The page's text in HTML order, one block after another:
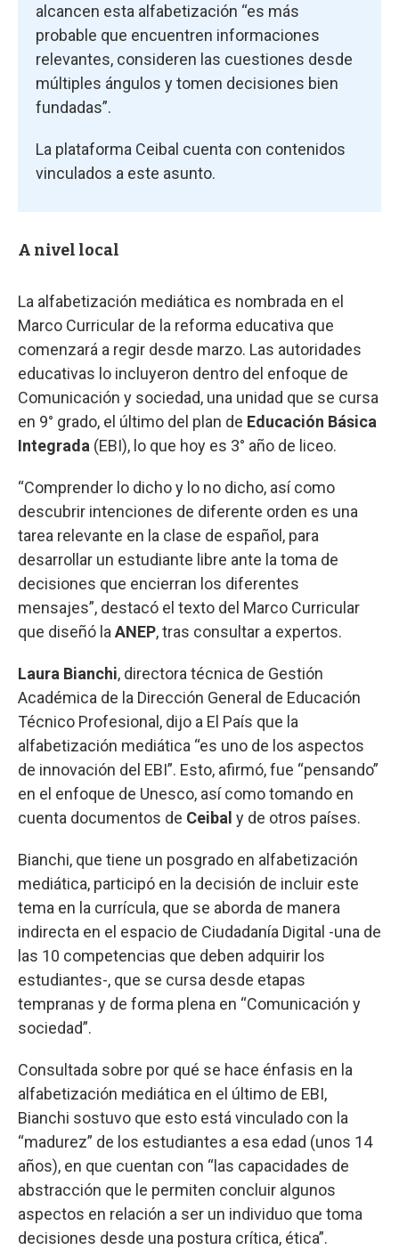
alcancen esta alfabetización “es más
probable que encuentren informaciones
relevantes, consideren las cuestiones desde
múltiples ángulos y tomen decisiones bien
fundadas”.
La plataforma Ceibal cuenta con contenidos
vinculados a este asunto.
A nivel local
La alfabetización mediática es nombrada en el
Marco Curricular de la reforma educativa que
comenzará a regir desde marzo. Las autoridades
educativas lo incluyeron dentro del enfoque de
Comunicación y sociedad, una unidad que se cursa
en 9° grado, el último del plan de Educación Básica
Integrada (EBI), lo que hoy es 3° año de liceo.
“Comprender lo dicho y lo no dicho, así como
descubrir intenciones de diferente orden es una
tarea relevante en la clase de español, para
desarrollar un estudiante libre ante la toma de
decisiones que encierran los diferentes
mensajes”, destacó el texto del Marco Curricular
que diseñó la ANEP, tras consultar a expertos.
Laura Bianchi, directora técnica de Gestión
Académica de la Dirección General de Educación
Técnico Profesional, dijo a El País que la
alfabetización mediática “es uno de los aspectos
de innovación del EBI”. Esto, afirmó, fue “pensando”
en el enfoque de Unesco, así como tomando en
cuenta documentos de Ceibal y de otros países.
Bianchi, que tiene un posgrado en alfabetización
mediática, participó en la decisión de incluir este
tema en la currícula, que se aborda de manera
indirecta en el espacio de Ciudadanía Digital -una de
las 10 competencias que deben adquirir los
estudiantes-, que se cursa desde etapas
tempranas y de forma plena en “Comunicación y
sociedad”.
Consultada sobre por qué se hace énfasis en la
alfabetización mediática en el último de EBI,
Bianchi sostuvo que esto está vinculado con la
“madurez” de los estudiantes a esa edad (unos 14
años), en que cuentan con “las capacidades de
abstracción que le permiten concluir algunos
aspectos en relación a ser un individuo que toma
decisiones desde una postura crítica, ética”.